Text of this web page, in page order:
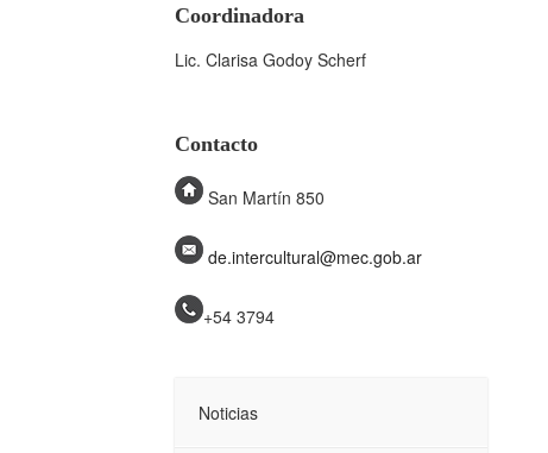
Coordinadora
Lic. Clarisa Godoy Scherf
Contacto
San Martín 850
de.intercultural@mec.gob.ar
+54 3794
Noticias